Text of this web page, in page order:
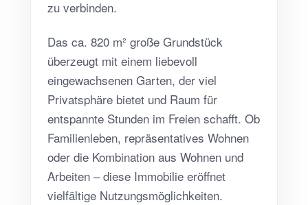
zu verbinden.
Das ca. 820 m² große Grundstück
überzeugt mit einem liebevoll
eingewachsenen Garten, der viel
Privatsphäre bietet und Raum für
entspannte Stunden im Freien schafft. Ob
Familienleben, repräsentatives Wohnen
oder die Kombination aus Wohnen und
Arbeiten – diese Immobilie eröffnet
vielfältige Nutzungsmöglichkeiten.